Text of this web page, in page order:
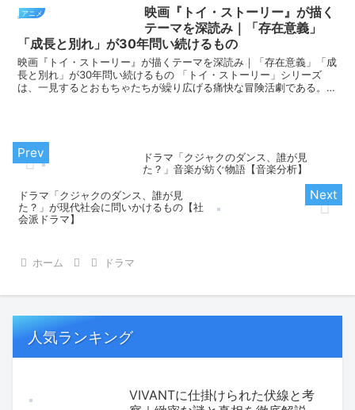
アニメ
映画『トイ・ストーリー』が描く
テーマを深読み｜「存在意義」
「成長と別れ」が30年問い続けるもの
映画『トイ・ストーリー』が描くテーマを深読み｜「存在意義」「成
長と別れ」が30年問い続けるもの 「トイ・ストーリー」シリーズ
は、一見するとおもちゃたちが繰り広げる痛快な冒険活劇である。し
ドラマ「クジャクのダンス、誰が見
た？」音楽が紡ぐ物語【音楽分析】
ドラマ「クジャクのダンス、誰が見
た？」が現代社会に問いかけるもの【社
会派ドラマ】
ホーム ドラマ
人気ランキング
VIVANTに仕掛けられた伏線と考